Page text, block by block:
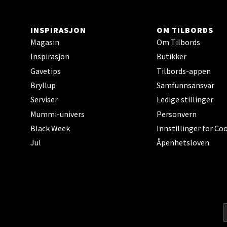
INSPIRASJON
Magasin
Inspirasjon
Gavetips
Bryllup
Serviser
Mummi-univers
Black Week
Jul
OM TILBORDS
Om Tilbords
Butikker
Tilbords-appen
Samfunnsansvar
Ledige stillinger
Personvern
Innstillinger for
Åpenhetsloven